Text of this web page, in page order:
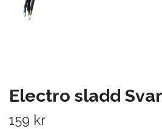
Electro sladd
159 kr